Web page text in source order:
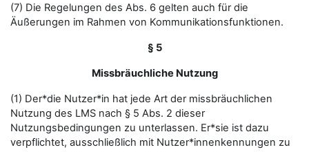
(7) Die Regelungen des Abs. 6 gelten auch für die
Äußerungen im Rahmen von Kommunikationsfunktionen.
§ 5
Missbräuchliche Nutzung
(1) Der*die Nutzer*in hat jede Art der missbräuchlichen
Nutzung des LMS nach § 5 Abs. 2 dieser
Nutzungsbedingungen zu unterlassen. Er*sie ist dazu
verpflichtet, ausschließlich mit Nutzer*innenkennungen zu